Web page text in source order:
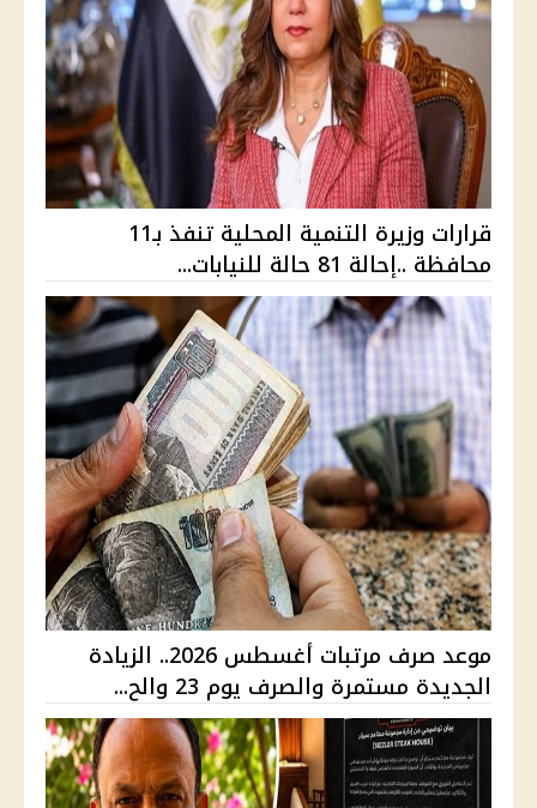
قرارات وزيرة التنمية المحلية تنفذ بـ11
محافظة ..إحالة 81 حالة للنيابات...
موعد صرف مرتبات أغسطس 2026.. الزيادة
الجديدة مستمرة والصرف يوم 23 والح...